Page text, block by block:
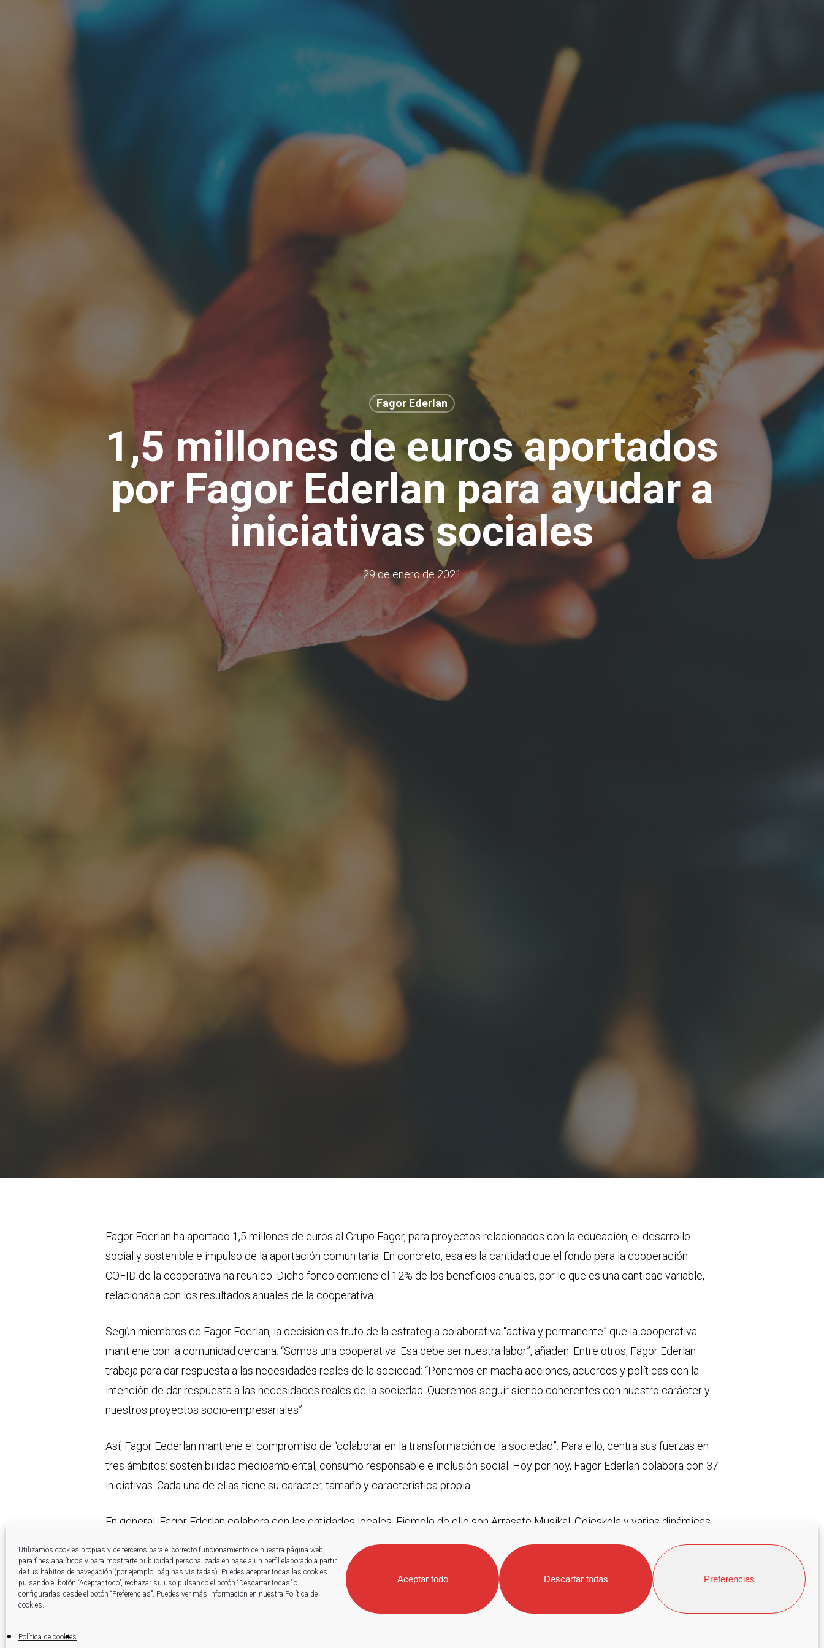
Utilizamos cookies propias y de terceros para el correcto funcionamiento de nuestra página web,
para fines analíticos y para mostrarte publicidad personalizada en base a un perfil elaborado a partir
de tus hábitos de navegación (por ejemplo, páginas visitadas). Puedes aceptar todas las cookies
pulsando el botón “Aceptar todo”, rechazar su uso pulsando el botón “Descartar todas” o
configurarlas desde el botón “Preferencias”. Puedes ver más información en nuestra Política de
cookies.
Aceptar todo Descartar todas Preferencias
Política de cookies
Fagor Ederlan
1,5 millones de euros aportados
por Fagor Ederlan para ayudar a
iniciativas sociales
29 de enero de 2021
Fagor Ederlan ha aportado 1,5 millones de euros al Grupo Fagor, para proyectos relacionados con la educación, el desarrollo
social y sostenible e impulso de la aportación comunitaria. En concreto, esa es la cantidad que el fondo para la cooperación
COFID de la cooperativa ha reunido. Dicho fondo contiene el 12% de los beneficios anuales, por lo que es una cantidad variable,
relacionada con los resultados anuales de la cooperativa.
Según miembros de Fagor Ederlan, la decisión es fruto de la estrategia colaborativa “activa y permanente” que la cooperativa
mantiene con la comunidad cercana. “Somos una cooperativa. Esa debe ser nuestra labor”, añaden. Entre otros, Fagor Ederlan
trabaja para dar respuesta a las necesidades reales de la sociedad: “Ponemos en macha acciones, acuerdos y políticas con la
intención de dar respuesta a las necesidades reales de la sociedad. Queremos seguir siendo coherentes con nuestro carácter y
nuestros proyectos socio-empresariales”.
Así, Fagor Eederlan mantiene el compromiso de “colaborar en la transformación de la sociedad”. Para ello, centra sus fuerzas en
tres ámbitos: sostenibilidad medioambiental, consumo responsable e inclusión social. Hoy por hoy, Fagor Ederlan colabora con 37
iniciativas. Cada una de ellas tiene su carácter, tamaño y característica propia.
En general, Fagor Ederlan colabora con las entidades locales. Ejemplo de ello son Arrasate Musikal, Goieskola y varias dinámicas
deportivas -iniciativas deportivas para niños y niñas, jovenes… de Eskoriatza, Bergara, Arrasate y Aretxabaleta-. Sin limitarse a ello,
la cooperativa sigue colaborando con iniciativas relacionadas con el Impulso Social y Cooperativo, como pueden ser proyectos
relacionados con la innovación social y el euskera, la asociación Mundukide y cooperaciones e otro tipo. Miembros de la
cooperativa también ayudan a las asociaciones Zaporeak, Iturrigorri, Aspanogi, Aspargi y Retinosis Gipuzkoa.